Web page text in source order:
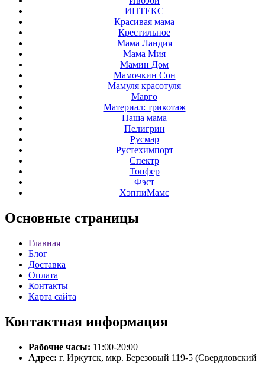
ИНТЕКС
Красивая мама
Крестильное
Мама Ландия
Мама Мия
Мамин Дом
Мамочкин Сон
Мамуля красотуля
Марго
Материал: трикотаж
Наша мама
Пелигрин
Русмар
Рустехимпорт
Спектр
Топфер
Фэст
ХэппиМамс
Основные страницы
Главная
Блог
Доставка
Оплата
Контакты
Карта сайта
Контактная информация
Рабочие часы: 11:00-20:00
Адрес: г. Иркутск, мкр. Березовый 119-5 (Свердловский